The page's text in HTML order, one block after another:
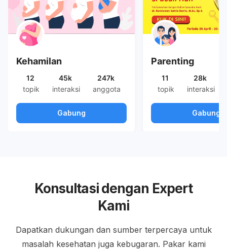
Kehamilan
12
topik
45k
interaksi
247k
anggota
Gabung
Parenting
11
topik
28k
interaksi
Gabung
Konsultasi dengan Expert
Kami
Dapatkan dukungan dan sumber terpercaya untuk
masalah kesehatan juga kebugaran. Pakar kami